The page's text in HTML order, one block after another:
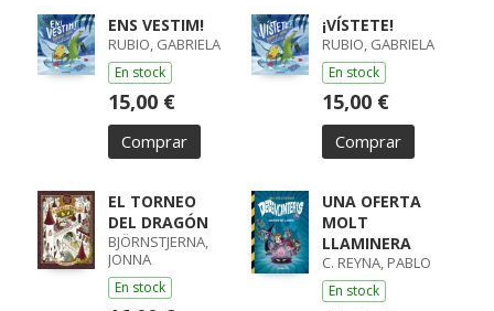
ENS VESTIM!
RUBIO, GABRIELA
En stock
15,00 €
Comprar
¡VÍSTETE!
RUBIO, GABRIELA
En stock
15,00 €
Comprar
EL TORNEO
DEL DRAGÓN
BJÖRNSTJERNA,
JONNA
En stock
UNA OFERTA
MOLT
LLAMINERA
C. REYNA, PABLO
En stock